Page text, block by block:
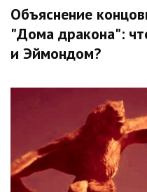
Объяснение
"Дома дракона":
и Эймондом?